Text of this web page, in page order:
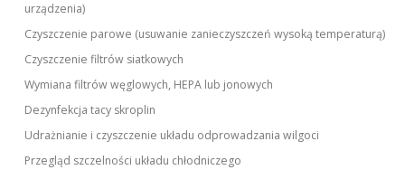
urządzenia)
Czyszczenie parowe (usuwanie zanieczyszczeń wysoką temperaturą)
Czyszczenie filtrów siatkowych
Wymiana filtrów węglowych, HEPA lub jonowych
Dezynfekcja tacy skroplin
Udrażnianie i czyszczenie układu odprowadzania wilgoci
Przegląd szczelności układu chłodniczego